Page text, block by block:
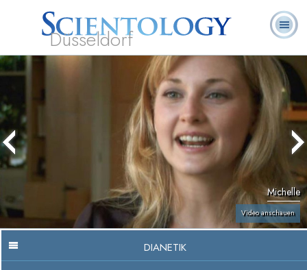
Düsseldorf
L. Ron
Hubbard
Ehrenamtliche
Geistliche
Häufig gestellte
Bücher
Michelle
Video anschauen
DIANETIK